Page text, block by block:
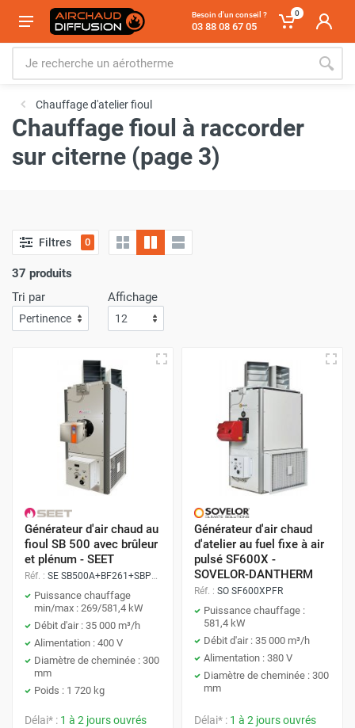
Besoin d'un conseil ?
03 88 08 67 05
0
Chauffage d'atelier fioul
Chauffage fioul à raccorder
sur citerne (page 3)
Filtres 0
37 produits
Tri par
Affichage
Générateur d'air chaud au
fioul SB 500 avec brûleur
et plénum - SEET
Réf. : SE SB500A+BF261+SBPL5060
Puissance chauffage
min/max : 269/581,4 kW
Débit d'air : 35 000 m³/h
Alimentation : 400 V
Diamètre de cheminée : 300
mm
Poids : 1 720 kg
Délai* : 1 à 2 jours ouvrés
Générateur d'air chaud
d'atelier au fuel fixe à air
pulsé SF600X -
SOVELOR-DANTHERM
Réf. : SO SF600XPFR
Puissance chauffage :
581,4 kW
Débit d'air : 35 000 m³/h
Alimentation : 380 V
Diamètre de cheminée : 300
mm
Délai* : 1 à 2 jours ouvrés